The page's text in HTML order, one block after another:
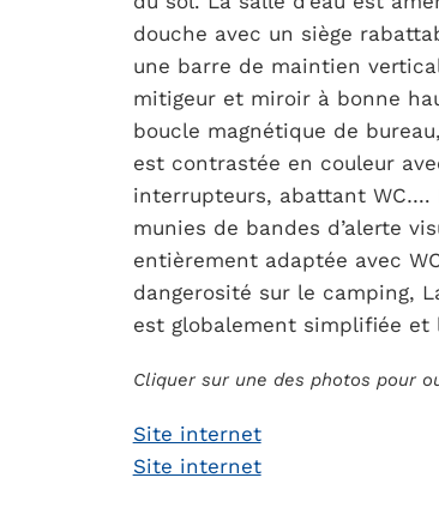
douche avec un siège
une barre de maintien
mitigeur et miroir à bonne
boucle magnétique de
est contrastée en couleur
interrupteurs, abattant WC….
munies de bandes d’alerte
entièrement adaptée avec
dangerosité sur le camping,
est globalement simplifiée et
Cliquer sur une des photos pour
Site internet
Site internet